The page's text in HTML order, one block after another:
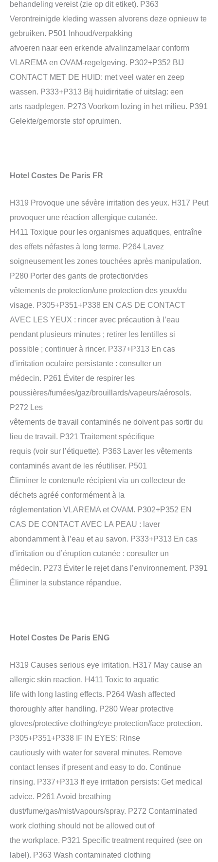
behandeling vereist (zie op dit etiket). P363
Verontreinigde kleding wassen alvorens deze opnieuw te
gebruiken. P501 Inhoud/verpakking
afvoeren naar een erkende afvalinzamelaar conform
VLAREMA en OVAM-regelgeving. P302+P352 BIJ
CONTACT MET DE HUID: met veel water en zeep
wassen. P333+P313 Bij huidirritatie of uitslag: een
arts raadplegen. P273 Voorkom lozing in het milieu. P391
Gelekte/gemorste stof opruimen.
Hotel Costes De Paris FR
H319 Provoque une sévère irritation des yeux. H317 Peut
provoquer une réaction allergique cutanée.
H411 Toxique pour les organismes aquatiques, entraîne
des effets néfastes à long terme. P264 Lavez
soigneusement les zones touchées après manipulation.
P280 Porter des gants de protection/des
vêtements de protection/une protection des yeux/du
visage. P305+P351+P338 EN CAS DE CONTACT
AVEC LES YEUX : rincer avec précaution à l’eau
pendant plusieurs minutes ; retirer les lentilles si
possible ; continuer à rincer. P337+P313 En cas
d’irritation oculaire persistante : consulter un
médecin. P261 Éviter de respirer les
poussières/fumées/gaz/brouillards/vapeurs/aérosols.
P272 Les
vêtements de travail contaminés ne doivent pas sortir du
lieu de travail. P321 Traitement spécifique
requis (voir sur l’étiquette). P363 Laver les vêtements
contaminés avant de les réutiliser. P501
Éliminer le contenu/le récipient via un collecteur de
déchets agréé conformément à la
réglementation VLAREMA et OVAM. P302+P352 EN
CAS DE CONTACT AVEC LA PEAU : laver
abondamment à l’eau et au savon. P333+P313 En cas
d’irritation ou d’éruption cutanée : consulter un
médecin. P273 Éviter le rejet dans l’environnement. P391
Éliminer la substance répandue.
Hotel Costes De Paris ENG
H319 Causes serious eye irritation. H317 May cause an
allergic skin reaction. H411 Toxic to aquatic
life with long lasting effects. P264 Wash affected
thoroughly after handling. P280 Wear protective
gloves/protective clothing/eye protection/face protection.
P305+P351+P338 IF IN EYES: Rinse
cautiously with water for several minutes. Remove
contact lenses if present and easy to do. Continue
rinsing. P337+P313 If eye irritation persists: Get medical
advice. P261 Avoid breathing
dust/fume/gas/mist/vapours/spray. P272 Contaminated
work clothing should not be allowed out of
the workplace. P321 Specific treatment required (see on
label). P363 Wash contaminated clothing